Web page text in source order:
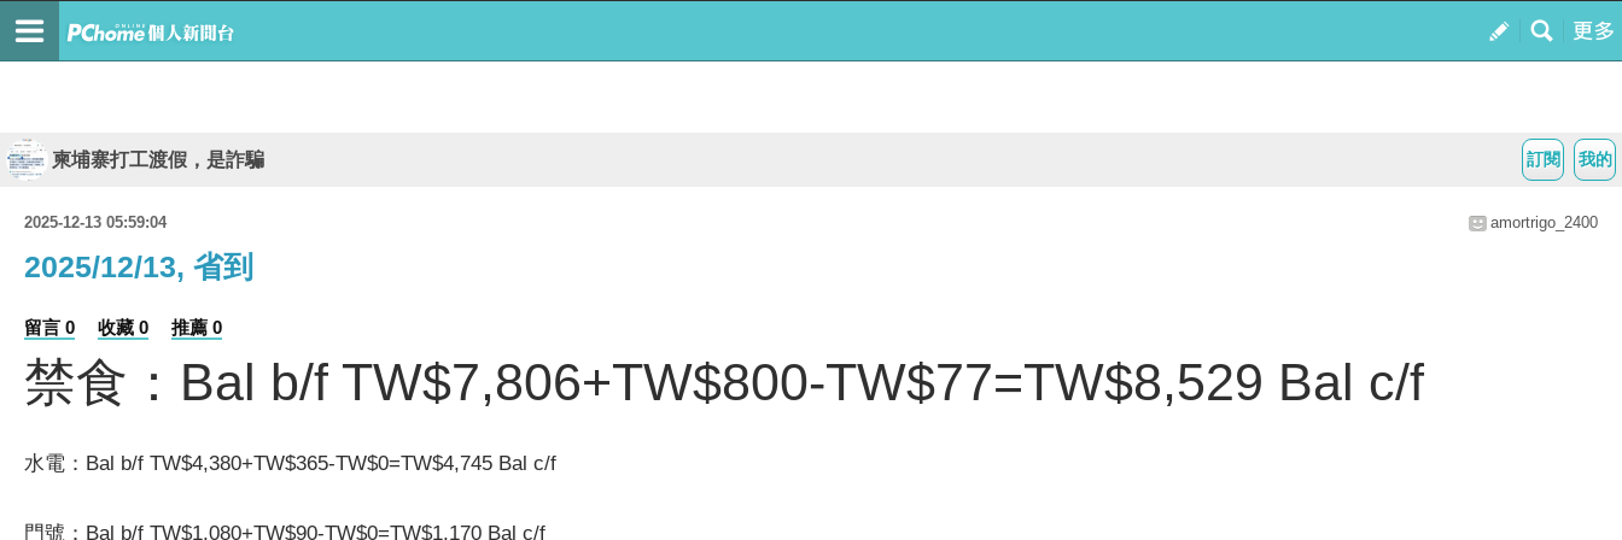
我的
訂閱
柬埔寨打工渡假，是詐騙
2025-12-13 05:59:04 amortrigo_2400
2025/12/13, 省到
留言 0 收藏 0 推薦 0
禁食：Bal b/f TW$7,806+TW$800-TW$77=TW$8,529 Bal c/f
水電：Bal b/f TW$4,380+TW$365-TW$0=TW$4,745 Bal c/f
門號：Bal b/f TW$1,080+TW$90-TW$0=TW$1,170 Bal c/f